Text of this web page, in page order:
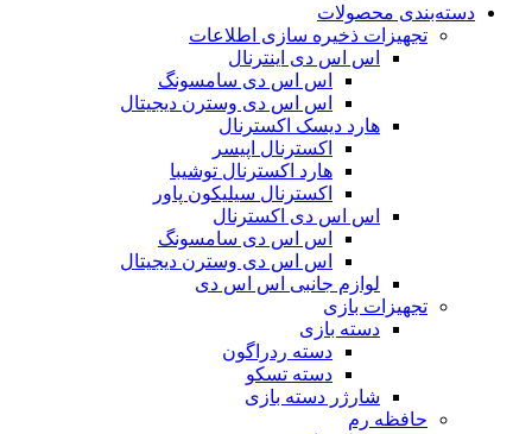
دسته‌بندی محصولات
تجهیزات ذخیره سازی اطلاعات
اس اس دی اینترنال
اس اس دی سامسونگ
اس اس دی وسترن دیجیتال
هارد دیسک اکسترنال
اکسترنال اپیسر
هارد اکسترنال توشیبا
اکسترنال سیلیکون پاور
اس اس دی اکسترنال
اس اس دی سامسونگ
اس اس دی وسترن دیجیتال
لوازم جانبی اس اس دی
تجهیزات بازی
دسته بازی
دسته ردراگون
دسته تسکو
شارژر دسته بازی
حافظه رم